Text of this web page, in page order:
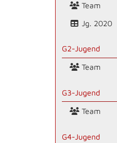
Team
Jg. 2020
G2-Jugend
Team
G3-Jugend
Team
G4-Jugend